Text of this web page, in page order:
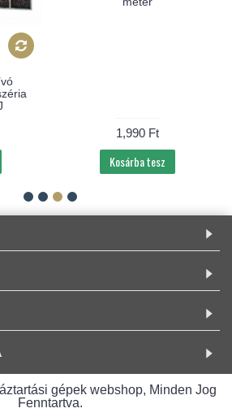
1,990 Ft
Kosárba tesz
gépek webshop, Minden Jog
Fenntartva.